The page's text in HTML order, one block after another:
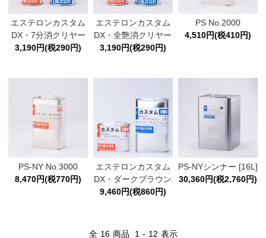
エステロンカスタム
DX・7分消クリヤー
3,190円(税290円)
エステロンカスタム
DX・全艶消クリヤー
3,190円(税290円)
PS No.2000
4,510円(税410円)
PS-NY No.3000
8,470円(税770円)
エステロンカスタム
DX・ダークブラウン
9,460円(税860円)
PS-NYシンナー [16L]
30,360円(税2,760円)
全 16 商品 1 - 12 表示